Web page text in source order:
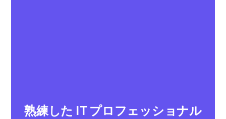
熟練した IT プロフェッショナル